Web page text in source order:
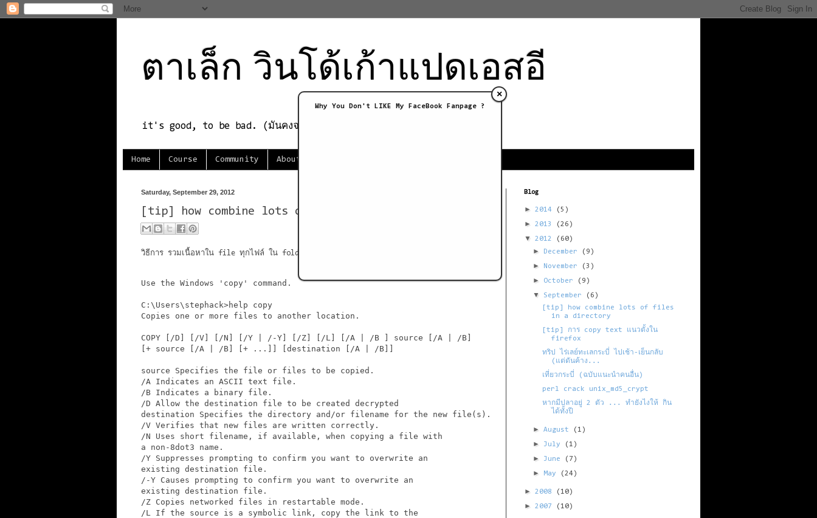
ตาเล็ก วินโด้เก้าแปดเอสอี
it's good, to be bad. (มันคงจะดีนะ, ถ้าจะลองเลวดูบ้าง.)
Home Course Community About Me
Saturday, September 29, 2012
[tip] how combine lots of files in a directory
วิธีการ รวมเนื้อหาใน file ทุกไฟล์ ใน folder ให้มารวมเป็นไฟล์เดียว
Use the Windows 'copy' command.
C:\Users\stephack>help copy
Copies one or more files to another location.
COPY [/D] [/V] [/N] [/Y | /-Y] [/Z] [/L] [/A | /B ] source [/A | /B]
[+ source [/A | /B] [+ ...]] [destination [/A | /B]]
source Specifies the file or files to be copied.
/A Indicates an ASCII text file.
/B Indicates a binary file.
/D Allow the destination file to be created decrypted
destination Specifies the directory and/or filename for the new file(s).
/V Verifies that new files are written correctly.
/N Uses short filename, if available, when copying a file with
a non-8dot3 name.
/Y Suppresses prompting to confirm you want to overwrite an
existing destination file.
/-Y Causes prompting to confirm you want to overwrite an
existing destination file.
/Z Copies networked files in restartable mode.
/L If the source is a symbolic link, copy the link to the
Blog
► 2014 (5)
► 2013 (26)
▼ 2012 (60)
► December (9)
► November (3)
► October (9)
▼ September
(6)
[tip] how combine lots of files
in a directory
[tip] การ copy text แนวตั้งใน
firefox
ทริป ไร่เลย์ทะเลกระบี่ ไปเช้า-เย็นกลับ
(แต่ดันค้าง...
เที่ยวกระบี่ (ฉบับแนะนำคนอื่น)
perl crack unix_md5_crypt
หากมีปลาอยู่ 2 ตัว ... ทำยังไงให้ กิน
ได้ทั้งปี
►August (1)
► July (1)
► June (7)
► May (24)
► 2008 (10)
► 2007 (10)
Why You Don't LIKE My FaceBook Fanpage ?
×